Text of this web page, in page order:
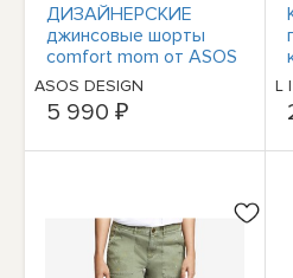
ДИЗАЙНЕРСКИЕ
джинсовые шорты
comfort mom от ASOS
черного цвета
ASOS DESIGN
5 990 ₽
L